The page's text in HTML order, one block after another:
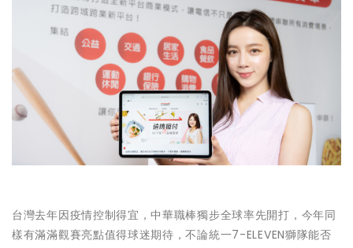
台灣去年因疫情控制得宜，中華職棒獨步全球率先開打，今年同
樣有滿滿觀賽亮點值得球迷期待，不論統一7-ELEVEN獅隊能否